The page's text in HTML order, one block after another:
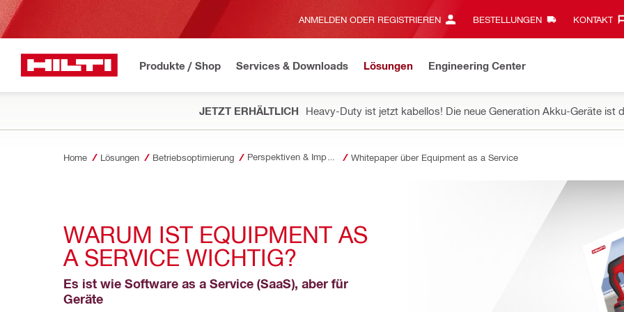
ANMELDEN ODER REGISTRIEREN BESTELLUNGEN KONTAKT‎
Produkte / Shop Services & Downloads Lösungen Engineering Center
JETZT ERHÄLTLICH Heavy-Duty ist jetzt kabellos! Die neue Generation Akku-Geräte ist
Home Lösungen Betriebsoptimierung Whitepaper über Equipment as a Service
WARUM IST EQUIPMENT AS
A SERVICE WICHTIG?
Es ist wie Software as a Service (SaaS), aber für
Geräte